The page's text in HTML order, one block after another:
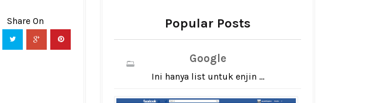
Popular Posts
Google
Ini hanya list untuk enjin ...